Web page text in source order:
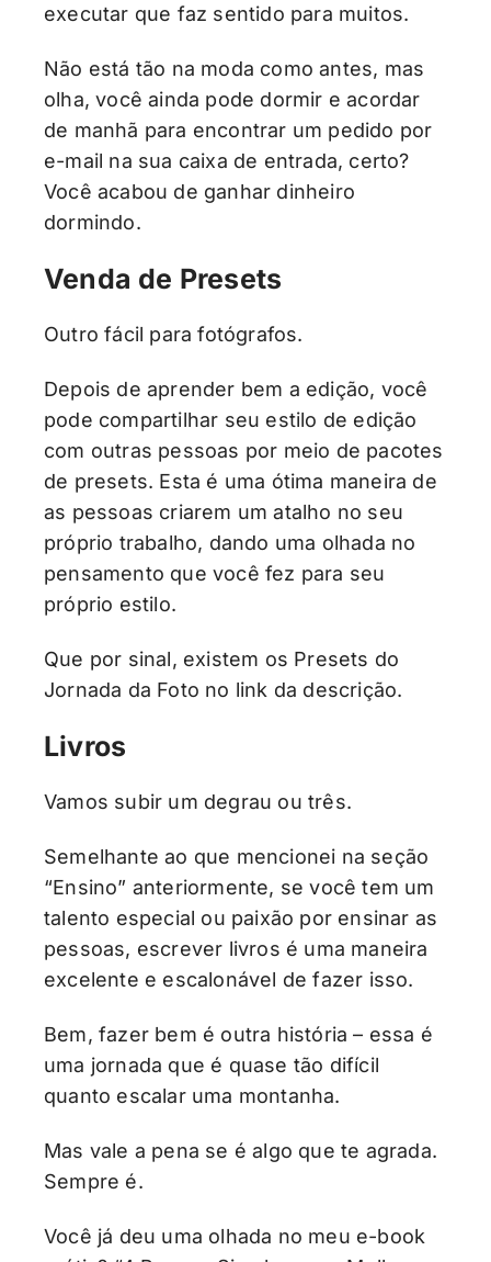
executar que faz sentido para muitos.
Não está tão na moda como antes, mas
olha, você ainda pode dormir e acordar
de manhã para encontrar um pedido por
e-mail na sua caixa de entrada, certo?
Você acabou de ganhar dinheiro
dormindo.
Venda de Presets
Outro fácil para fotógrafos.
Depois de aprender bem a edição, você
pode compartilhar seu estilo de edição
com outras pessoas por meio de pacotes
de presets. Esta é uma ótima maneira de
as pessoas criarem um atalho no seu
próprio trabalho, dando uma olhada no
pensamento que você fez para seu
próprio estilo.
Que por sinal, existem os Presets do
Jornada da Foto no link da descrição.
Livros
Vamos subir um degrau ou três.
Semelhante ao que mencionei na seção
“Ensino” anteriormente, se você tem um
talento especial ou paixão por ensinar as
pessoas, escrever livros é uma maneira
excelente e escalonável de fazer isso.
Bem, fazer bem é outra história – essa é
uma jornada que é quase tão difícil
quanto escalar uma montanha.
Mas vale a pena se é algo que te agrada.
Sempre é.
Você já deu uma olhada no meu e-book